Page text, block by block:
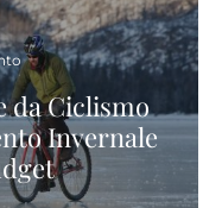
da Ciclismo
Invernale